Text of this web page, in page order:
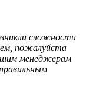
сложности
пожалуйста
менеджерам